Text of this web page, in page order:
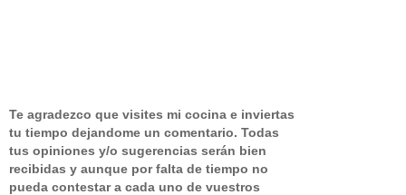
Te agradezco que visites mi cocina e inviertas
tu tiempo dejandome un comentario. Todas
tus opiniones y/o sugerencias serán bien
recibidas y aunque por falta de tiempo no
pueda contestar a cada uno de vuestros